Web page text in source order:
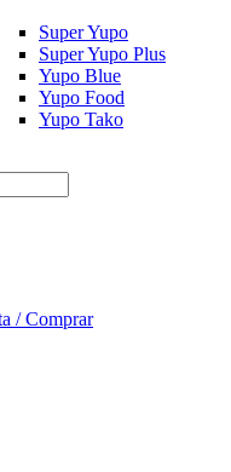
Super Yupo
Super Yupo Plus
Yupo Blue
Yupo Food
Yupo Tako
/ Comprar